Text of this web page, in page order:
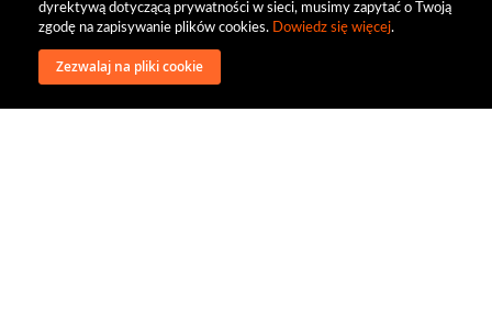
dyrektywą dotyczącą prywatności w sieci, musimy zapytać o Twoją
zgodę na zapisywanie plików cookies. Dowiedz się więcej.
Zezwalaj na pliki cookie